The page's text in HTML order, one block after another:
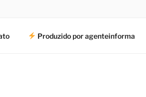
Produzido por agenteinforma